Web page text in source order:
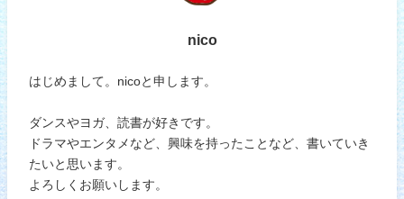
nico
はじめまして。nicoと申します。
ダンスやヨガ、読書が好きです。
ドラマやエンタメなど、興味を持ったことなど、書いていき
たいと思います。
よろしくお願いします。